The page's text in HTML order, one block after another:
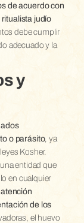
de acuerdo con
judío
debe cumplir
adecuado y la
y
o parásito, ya
Kosher.
entidad que
en cualquier
de los
el huevo